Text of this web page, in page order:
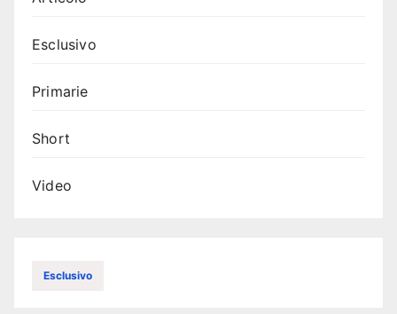
Esclusivo
Primarie
Short
Video
Esclusivo